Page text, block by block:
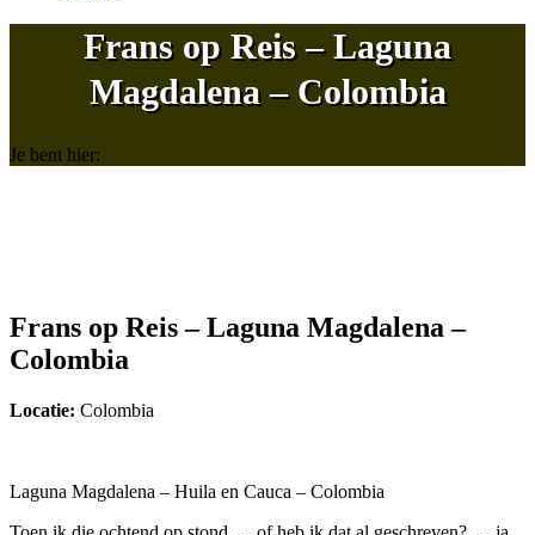
Frans op Reis – Laguna
Magdalena – Colombia
Je bent hier:
Frans op Reis – Laguna Magdalena –
Colombia
Locatie: Colombia
Laguna Magdalena – Huila en Cauca – Colombia